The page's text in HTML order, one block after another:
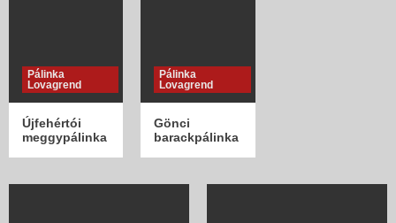
Pálinka
Lovagrend
Újfehértói
meggypálinka
Pálinka
Lovagrend
Gönci
barackpálinka